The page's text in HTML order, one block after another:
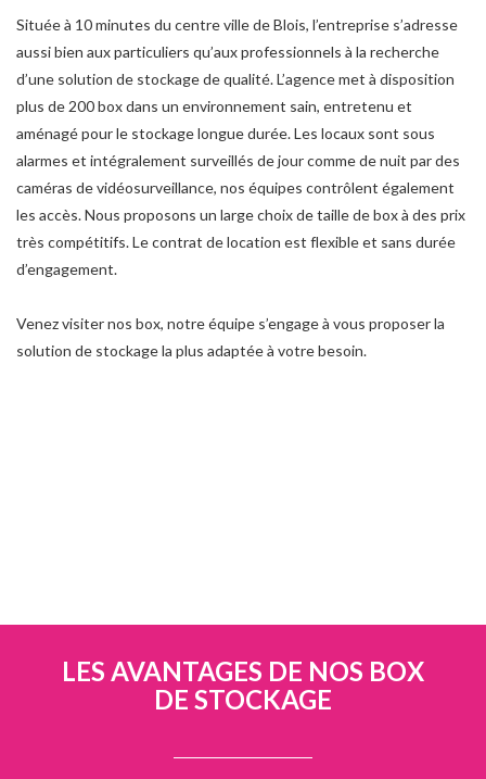
Située à 10 minutes du centre ville de Blois, l’entreprise s’adresse
aussi bien aux particuliers qu’aux professionnels à la recherche
d’une solution de stockage de qualité. L’agence met à disposition
plus de 200 box dans un environnement sain, entretenu et
aménagé pour le stockage longue durée. Les locaux sont sous
alarmes et intégralement surveillés de jour comme de nuit par des
caméras de vidéosurveillance, nos équipes contrôlent également
les accès. Nous proposons un large choix de taille de box à des prix
très compétitifs. Le contrat de location est flexible et sans durée
d’engagement.
Venez visiter nos box, notre équipe s’engage à vous proposer la
solution de stockage la plus adaptée à votre besoin.
LES AVANTAGES DE NOS BOX
DE STOCKAGE